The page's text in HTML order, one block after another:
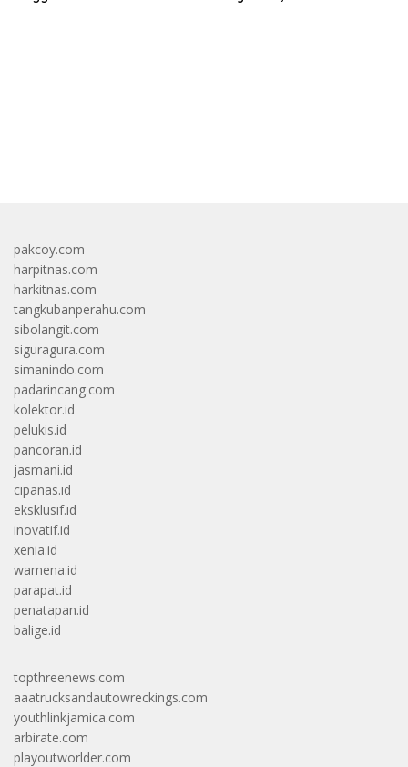
pakcoy.com
harpitnas.com
harkitnas.com
tangkubanperahu.com
sibolangit.com
siguragura.com
simanindo.com
padarincang.com
kolektor.id
pelukis.id
pancoran.id
jasmani.id
cipanas.id
eksklusif.id
inovatif.id
xenia.id
wamena.id
parapat.id
penatapan.id
balige.id
topthreenews.com
aaatrucksandautowreckings.com
youthlinkjamica.com
arbirate.com
playoutworlder.com